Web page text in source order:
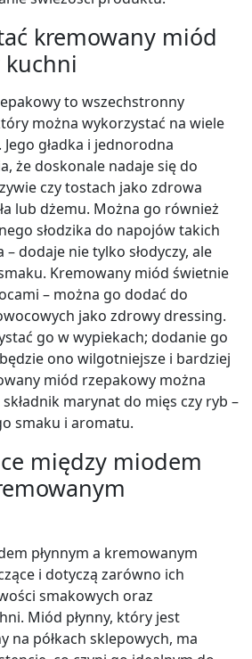
kremowany miód
kuchni
to wszechstronny
można wykorzystać na wiele
gładka i jednorodna
że doskonale nadaje się do
czy tostach jako zdrowa
lub dżemu. Można go również
słodzika do napojów takich
dodaje nie tylko słodyczy, ale
Kremowany miód świetnie
– można go dodać do
jako zdrowy dressing.
go w wypiekach; dodanie go
ono wilgotniejsze i bardziej
miód rzepakowy można
marynat do mięs czy ryb –
smaku i aromatu.
między miodem
płynnym a kremowanym
i dotyczą zarówno ich
smakowych oraz
Miód płynny, który jest
na półkach sklepowych, ma